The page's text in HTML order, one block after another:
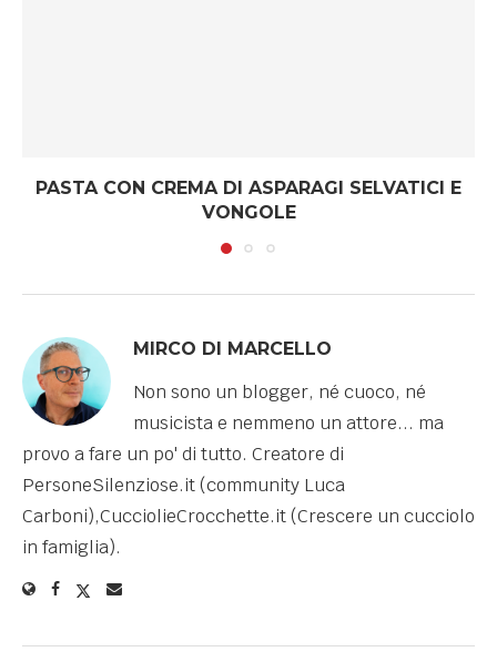
PASTA CON CREMA DI ASPARAGI SELVATICI E
VONGOLE
MIRCO DI MARCELLO
Non sono un blogger, né cuoco, né
musicista e nemmeno un attore... ma
provo a fare un po' di tutto. Creatore di
PersoneSilenziose.it (community Luca
Carboni),CucciolieCrocchette.it (Crescere un cucciolo
in famiglia).